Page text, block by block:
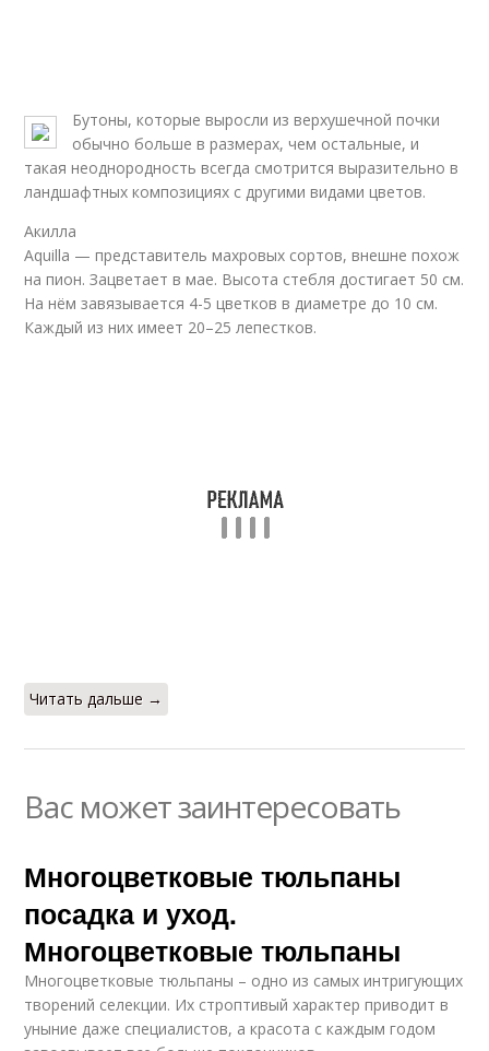
Бутоны, которые выросли из верхушечной почки
обычно больше в размерах, чем остальные, и
такая неоднородность всегда смотрится выразительно в
ландшафтных композициях с другими видами цветов.
Акилла
Aquilla — представитель махровых сортов, внешне похож
на пион. Зацветает в мае. Высота стебля достигает 50 см.
На нём завязывается 4-5 цветков в диаметре до 10 см.
Каждый из них имеет 20–25 лепестков.
Читать дальше →
Вас может заинтересовать
Многоцветковые тюльпаны
посадка и уход.
Многоцветковые тюльпаны
Многоцветковые тюльпаны – одно из самых интригующих
творений селекции. Их строптивый характер приводит в
уныние даже специалистов, а красота с каждым годом